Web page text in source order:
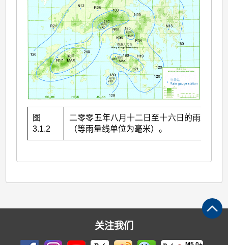
图
3.1.2
二零零五年八月十二日至十六日的雨量分布
（等雨量线单位为毫米）。
关注我们